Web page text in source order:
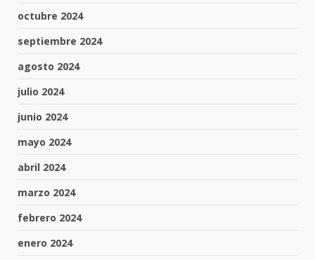
octubre 2024
septiembre 2024
agosto 2024
julio 2024
junio 2024
mayo 2024
abril 2024
marzo 2024
febrero 2024
enero 2024